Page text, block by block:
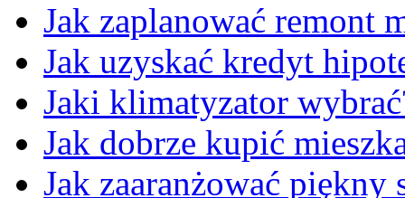
Jak zaplanować remont
Jak uzyskać kredyt
Jaki klimatyzator
Jak dobrze kupić
Jak zaaranżować piękny